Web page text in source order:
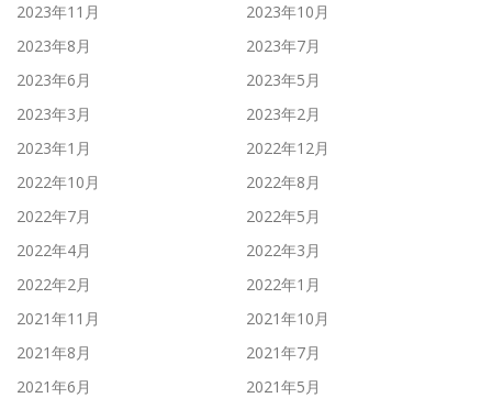
2023年11月
2023年10月
2023年8月
2023年7月
2023年6月
2023年5月
2023年3月
2023年2月
2023年1月
2022年12月
2022年10月
2022年8月
2022年7月
2022年5月
2022年4月
2022年3月
2022年2月
2022年1月
2021年11月
2021年10月
2021年8月
2021年7月
2021年6月
2021年5月